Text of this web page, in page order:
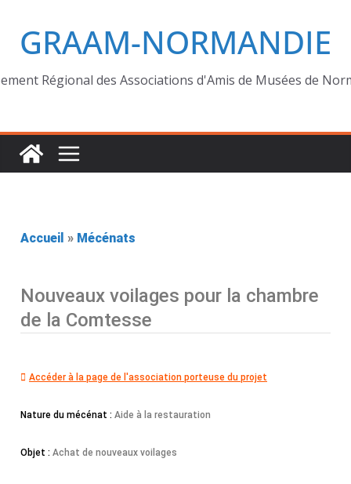
GRAAM-NORMANDIE
Régional des Associations d'Amis de Musées de
Accueil » Mécénats
Nouveaux voilages pour la chambre
de la Comtesse
Accéder à la page de l'association porteuse du projet
Nature du mécénat : Aide à la restauration
Objet : Achat de nouveaux voilages